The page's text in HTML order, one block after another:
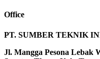
Office
PT. SUMBER TEKNIK
Jl. Mangga Pesona Lebak